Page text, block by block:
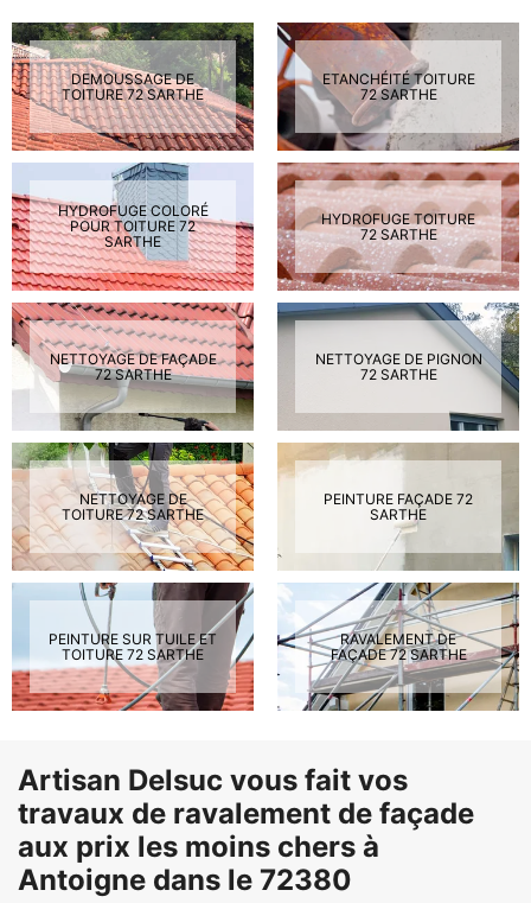
DEMOUSSAGE DE
TOITURE 72 SARTHE
ETANCHÉITÉ TOITURE
72 SARTHE
HYDROFUGE COLORÉ
POUR TOITURE 72
SARTHE
HYDROFUGE TOITURE
72 SARTHE
NETTOYAGE DE FAÇADE
72 SARTHE
NETTOYAGE DE PIGNON
72 SARTHE
NETTOYAGE DE
TOITURE 72 SARTHE
PEINTURE FAÇADE 72
SARTHE
PEINTURE SUR TUILE ET
TOITURE 72 SARTHE
RAVALEMENT DE
FAÇADE 72 SARTHE
Artisan Delsuc vous fait vos
travaux de ravalement de façade
aux prix les moins chers à
Antoigne dans le 72380